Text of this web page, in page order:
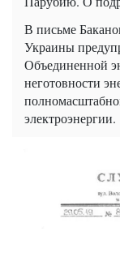
В письме
Украины
Объединенной
неготовности
электроэнергии.